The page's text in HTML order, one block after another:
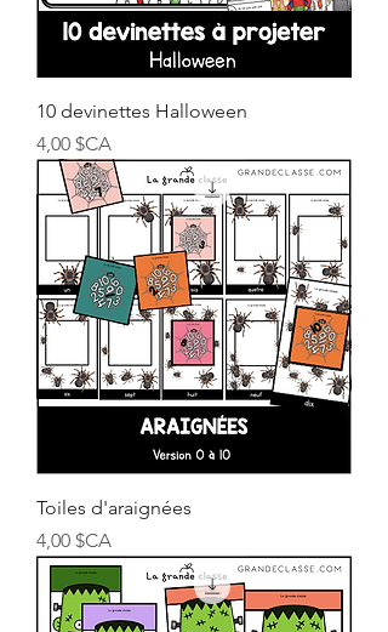
10 devinettes Halloween
Prix
4,00 $CA
Toiles d'araignées
Prix
4,00 $CA